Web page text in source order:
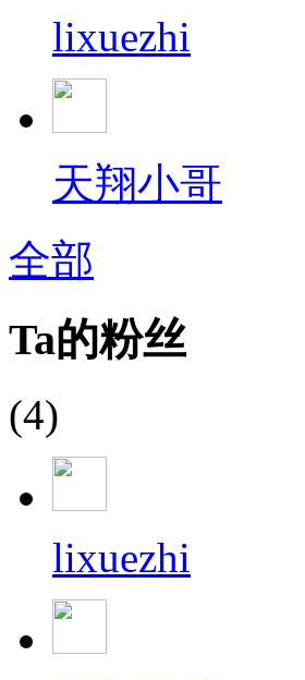
lixuezhi
天翔小哥
全部
Ta的粉丝
(4)
lixuezhi